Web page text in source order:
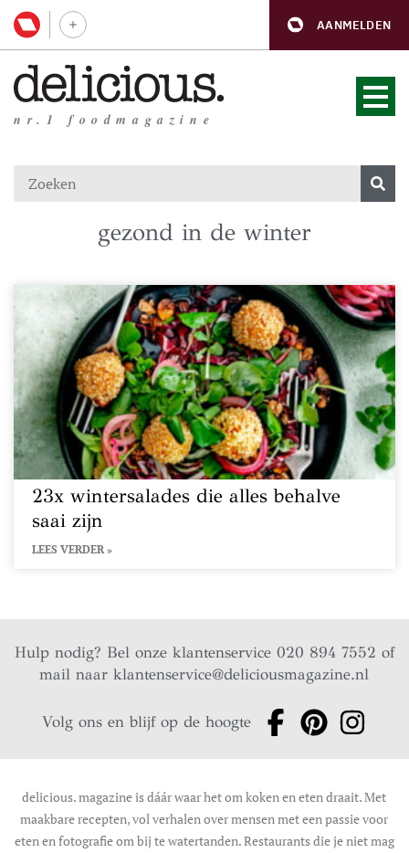
AANMELDEN
nr.1 foodmagazine
gezond in de winter
23x wintersalades die alles behalve
saai zijn
LEES VERDER »
Hulp nodig? Bel onze klantenservice 020 894 7552 of
mail naarklantenservice@deliciousmagazine.nl
Volg ons en blijf op de hoogte
delicious. magazine is dáár waar het om koken en eten draait. Met
maakbare recepten, vol verhalen over mensen met een passie voor
eten en fotografie om bij te watertanden. Restaurants die je niet mag